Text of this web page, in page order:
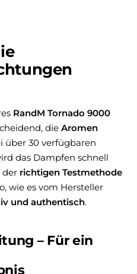
RandM Tornado 9000
die Aromen
über 30 verfügbaren
das Dampfen schnell
der richtigen Testmethode
wie es vom Hersteller
und authentisch.
– Für ein